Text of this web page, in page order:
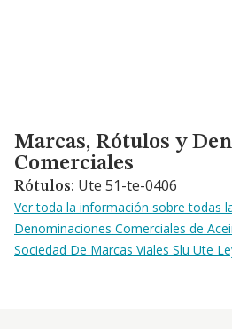
Marcas, Rótulos y
Marcas, Rótulos y
Comerciales
Rótulos: Ute 51-te-0406
Ver toda la información sobre todas
Denominaciones Comerciales de
Sociedad De Marcas Viales Slu Ute